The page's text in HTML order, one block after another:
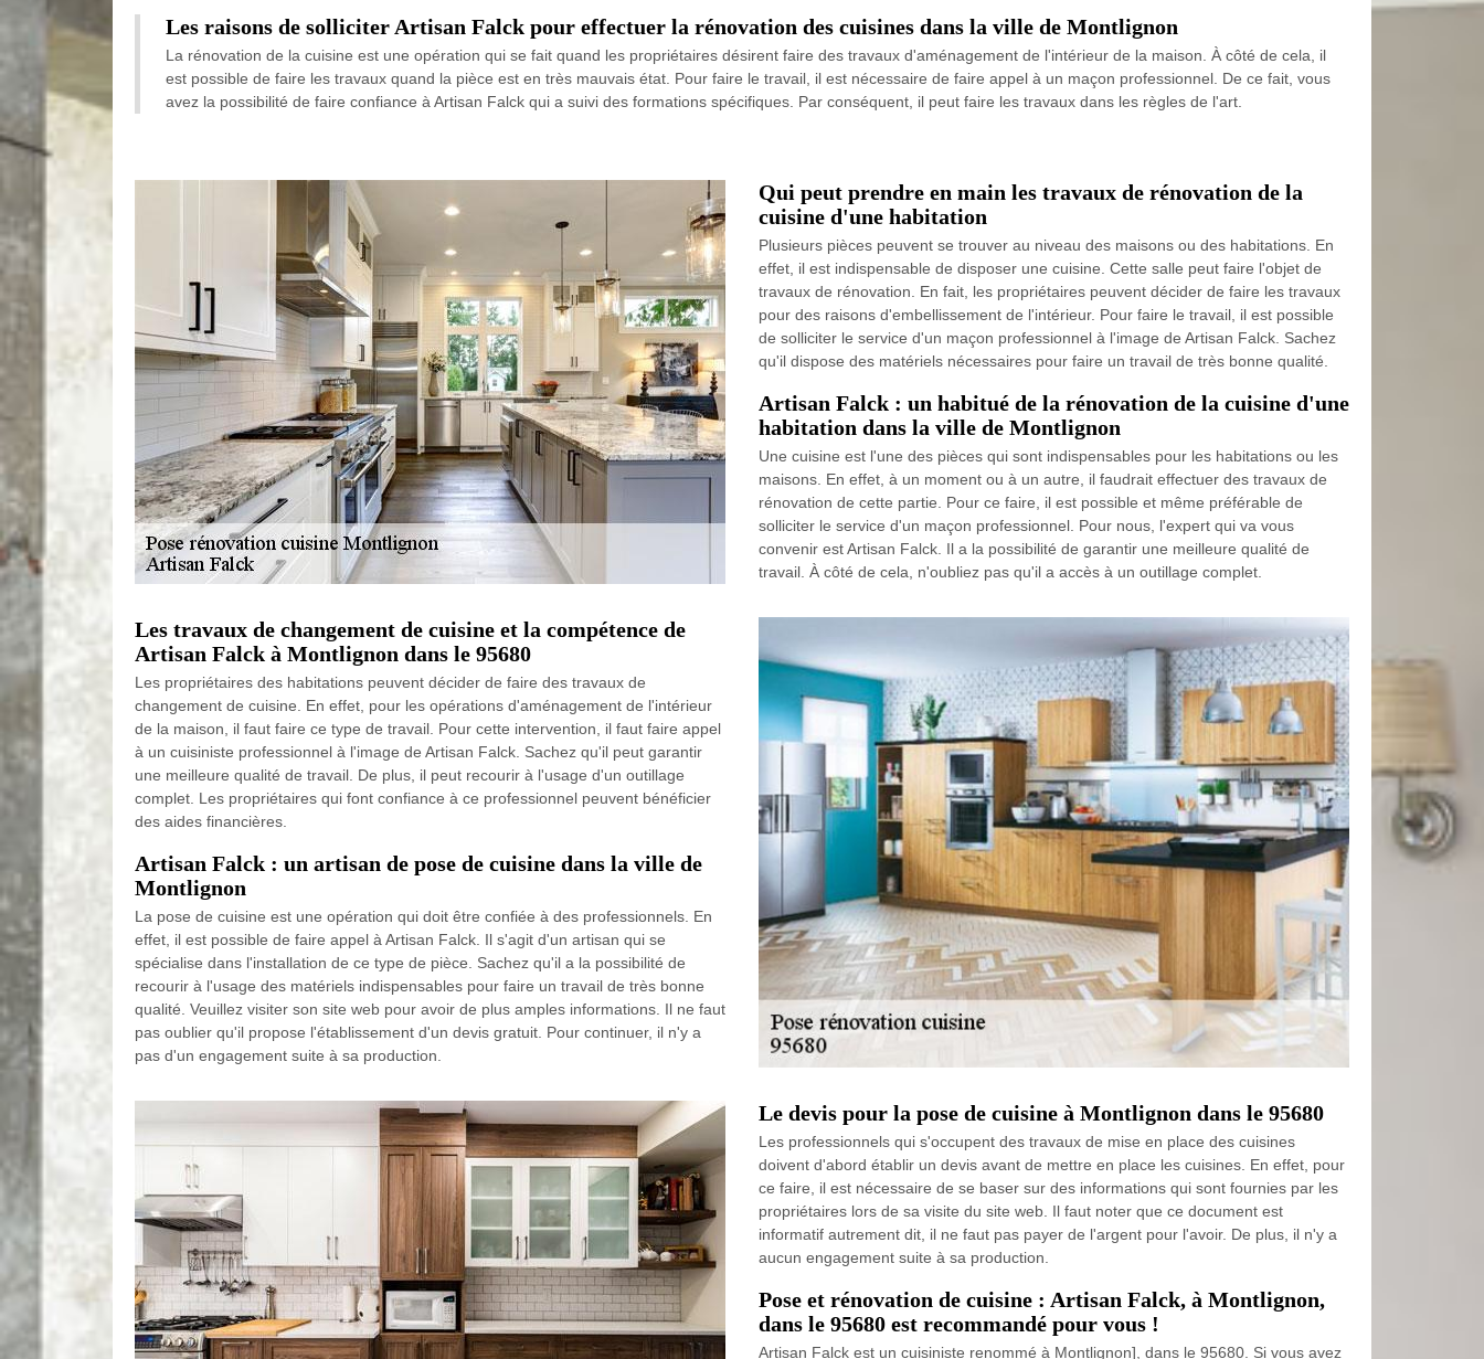
Les raisons de solliciter Artisan Falck pour effectuer la rénovation des cuisines dans la ville de Montlignon
La rénovation de la cuisine est une opération qui se fait quand les propriétaires désirent faire des travaux d'aménagement de l'intérieur de la maison. À côté de cela, il
est possible de faire les travaux quand la pièce est en très mauvais état. Pour faire le travail, il est nécessaire de faire appel à un maçon professionnel. De ce fait, vous
avez la possibilité de faire confiance à Artisan Falck qui a suivi des formations spécifiques. Par conséquent, il peut faire les travaux dans les règles de l'art.
Qui peut prendre en main les travaux de rénovation de la
cuisine d'une habitation
Plusieurs pièces peuvent se trouver au niveau des maisons ou des habitations. En
effet, il est indispensable de disposer une cuisine. Cette salle peut faire l'objet de
travaux de rénovation. En fait, les propriétaires peuvent décider de faire les travaux
pour des raisons d'embellissement de l'intérieur. Pour faire le travail, il est possible
de solliciter le service d'un maçon professionnel à l'image de Artisan Falck. Sachez
qu'il dispose des matériels nécessaires pour faire un travail de très bonne qualité.
Artisan Falck : un habitué de la rénovation de la cuisine d'une
habitation dans la ville de Montlignon
Une cuisine est l'une des pièces qui sont indispensables pour les habitations ou les
maisons. En effet, à un moment ou à un autre, il faudrait effectuer des travaux de
rénovation de cette partie. Pour ce faire, il est possible et même préférable de
solliciter le service d'un maçon professionnel. Pour nous, l'expert qui va vous
convenir est Artisan Falck. Il a la possibilité de garantir une meilleure qualité de
travail. À côté de cela, n'oubliez pas qu'il a accès à un outillage complet.
Les travaux de changement de cuisine et la compétence de
Artisan Falck à Montlignon dans le 95680
Les propriétaires des habitations peuvent décider de faire des travaux de
changement de cuisine. En effet, pour les opérations d'aménagement de l'intérieur
de la maison, il faut faire ce type de travail. Pour cette intervention, il faut faire appel
à un cuisiniste professionnel à l'image de Artisan Falck. Sachez qu'il peut garantir
une meilleure qualité de travail. De plus, il peut recourir à l'usage d'un outillage
complet. Les propriétaires qui font confiance à ce professionnel peuvent bénéficier
des aides financières.
Artisan Falck : un artisan de pose de cuisine dans la ville de
Montlignon
La pose de cuisine est une opération qui doit être confiée à des professionnels. En
effet, il est possible de faire appel à Artisan Falck. Il s'agit d'un artisan qui se
spécialise dans l'installation de ce type de pièce. Sachez qu'il a la possibilité de
recourir à l'usage des matériels indispensables pour faire un travail de très bonne
qualité. Veuillez visiter son site web pour avoir de plus amples informations. Il ne faut
pas oublier qu'il propose l'établissement d'un devis gratuit. Pour continuer, il n'y a
pas d'un engagement suite à sa production.
Le devis pour la pose de cuisine à Montlignon dans le 95680
Les professionnels qui s'occupent des travaux de mise en place des cuisines
doivent d'abord établir un devis avant de mettre en place les cuisines. En effet, pour
ce faire, il est nécessaire de se baser sur des informations qui sont fournies par les
propriétaires lors de sa visite du site web. Il faut noter que ce document est
informatif autrement dit, il ne faut pas payer de l'argent pour l'avoir. De plus, il n'y a
aucun engagement suite à sa production.
Pose et rénovation de cuisine : Artisan Falck, à Montlignon,
dans le 95680 est recommandé pour vous !
Artisan Falck est un cuisiniste renommé à Montlignon], dans le 95680. Si vous avez